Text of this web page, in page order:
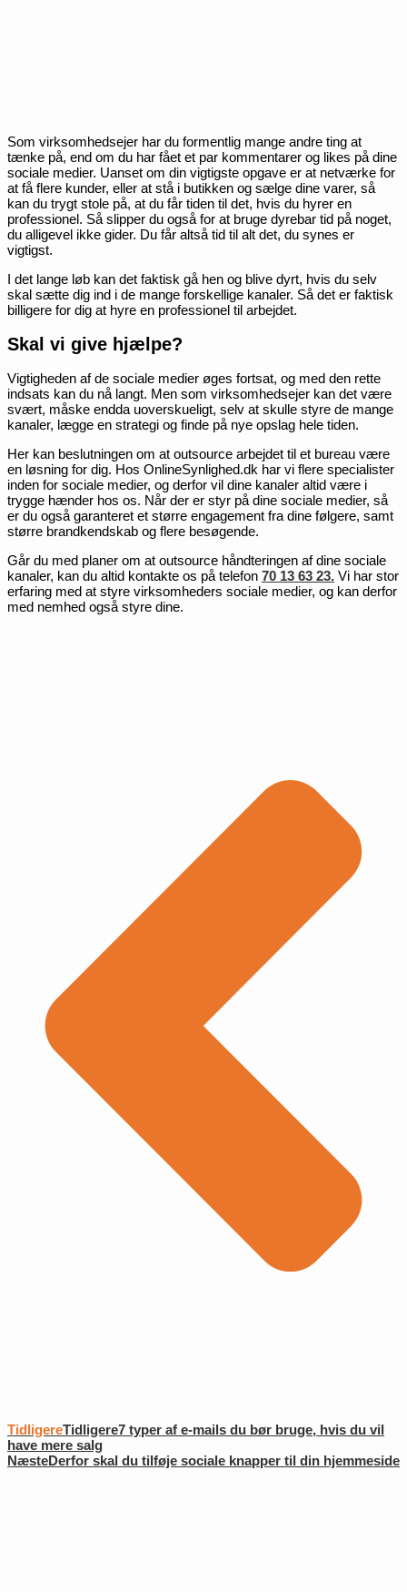
Som virksomhedsejer har du formentlig mange andre ting at
tænke på, end om du har fået et par kommentarer og likes på dine
sociale medier. Uanset om din vigtigste opgave er at netværke for
at få flere kunder, eller at stå i butikken og sælge dine varer, så
kan du trygt stole på, at du får tiden til det, hvis du hyrer en
professionel. Så slipper du også for at bruge dyrebar tid på noget,
du alligevel ikke gider. Du får altså tid til alt det, du synes er
vigtigst.
I det lange løb kan det faktisk gå hen og blive dyrt, hvis du selv
skal sætte dig ind i de mange forskellige kanaler. Så det er faktisk
billigere for dig at hyre en professionel til arbejdet.
Skal vi give hjælpe?
Vigtigheden af de sociale medier øges fortsat, og med den rette
indsats kan du nå langt. Men som virksomhedsejer kan det være
svært, måske endda uoverskueligt, selv at skulle styre de mange
kanaler, lægge en strategi og finde på nye opslag hele tiden.
Her kan beslutningen om at outsource arbejdet til et bureau være
en løsning for dig. Hos OnlineSynlighed.dk har vi flere specialister
inden for sociale medier, og derfor vil dine kanaler altid være i
trygge hænder hos os. Når der er styr på dine sociale medier, så
er du også garanteret et større engagement fra dine følgere, samt
større brandkendskab og flere besøgende.
Går du med planer om at outsource håndteringen af dine sociale
kanaler, kan du altid kontakte os på telefon 70 13 63 23. Vi har stor
erfaring med at styre virksomheders sociale medier, og kan derfor
med nemhed også styre dine.
TidligereTidligere7 typer af e-mails du bør bruge, hvis du vil
have mere salg
NæsteDerfor skal du tilføje sociale knapper til din hjemmeside